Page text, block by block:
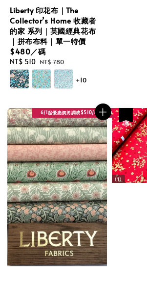
Liberty 印花布｜The
Collector’s Home 收藏者
的家 系列｜英國經典花布
｜拼布布料｜單一特價
$480／碼
Sale
price
NT$ 510 Regular
price
NT$ 780
+10
6/1起優惠價將調成$510/碼